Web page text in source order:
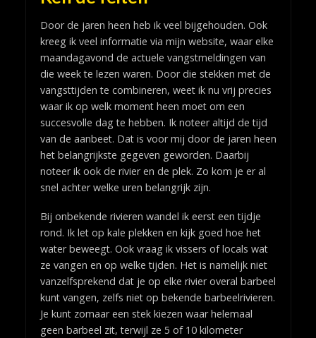
Door de jaren heen heb ik veel bijgehouden. Ook
kreeg ik veel informatie via mijn website, waar elke
maandagavond de actuele vangstmeldingen van
die week te lezen waren. Door die stekken met de
vangsttijden te combineren, weet ik nu vrij precies
waar ik op welk moment heen moet om een
succesvolle dag te hebben. Ik noteer altijd de tijd
van de aanbeet. Dat is voor mij door de jaren heen
het belangrijkste gegeven geworden. Daarbij
noteer ik ook de rivier en de plek. Zo kom je er al
snel achter welke uren belangrijk zijn.
Bij onbekende rivieren wandel ik eerst een tijdje
rond. Ik let op kale plekken en kijk goed hoe het
water beweegt. Ook vraag ik vissers of locals wat
ze vangen en op welke tijden. Het is namelijk niet
vanzelfsprekend dat je op elke rivier overal barbeel
kunt vangen, zelfs niet op bekende barbeelrivieren.
Je kunt zomaar een stek kiezen waar helemaal
geen barbeel zit, terwijl ze 5 of 10 kilometer